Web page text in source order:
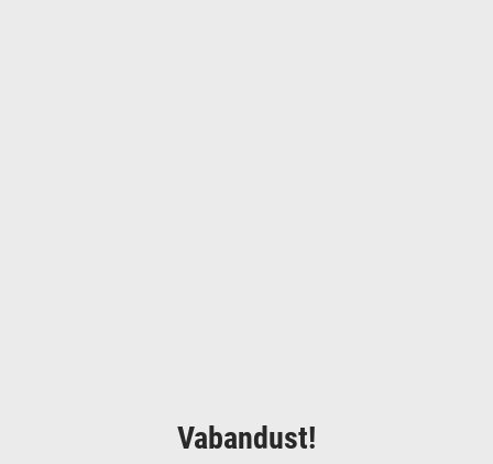
Vabandust!